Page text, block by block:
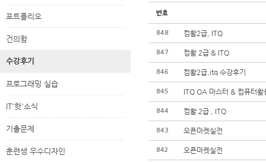
포트폴리오
건의함
수강후기
프로그래밍 실습
IT'핫'소식
기출문제
훈련생 우수디자인
848 컴활2급, ITQ
847 컴활 2급 & ITQ
846 컴활2급,itq 수강후기
845 ITQ OA 마스터 & 컴퓨터활
844 컴활 2급 , ITQ
843 오픈마켓실전
842 오픈마켓실전